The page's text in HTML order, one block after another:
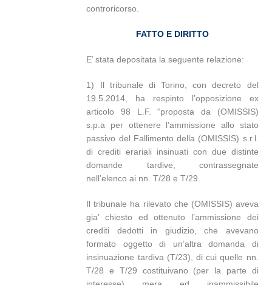
controricorso.
FATTO E DIRITTO
E’ stata depositata la seguente relazione:
1) Il tribunale di Torino, con decreto del
19.5.2014, ha respinto l’opposizione ex
articolo 98 L.F. “proposta da (OMISSIS)
s.p.a per ottenere l’ammissione allo stato
passivo del Fallimento della (OMISSIS) s.r.l.
di crediti erariali insinuati con due distinte
domande tardive, contrassegnate
nell’elenco ai nn. T/28 e T/29.
Il tribunale ha rilevato che (OMISSIS) aveva
gia’ chiesto ed ottenuto l’ammissione dei
crediti dedotti in giudizio, che avevano
formato oggetto di un’altra domanda di
insinuazione tardiva (T/23), di cui quelle nn.
T/28 e T/29 costituivano (per la parte di